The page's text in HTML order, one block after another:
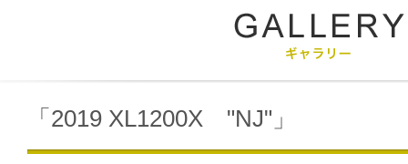
「2019 XL1200X "NJ"」